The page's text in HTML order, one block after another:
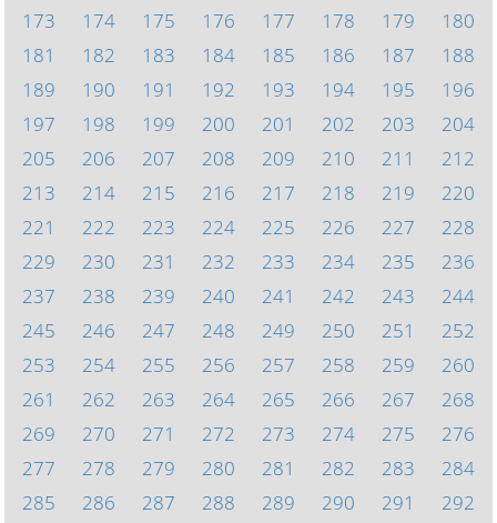
173
174 175 176 177 178 179
180
181
182 183 184 185 186 187
188
189
190 191 192 193 194 195
196
197
198 199 200 201 202 203
204
205
206 207 208 209 210 211
212
213
214 215 216 217 218 219
220
221
222 223 224 225 226 227
228
229
230 231 232 233 234 235
236
237
238 239 240 241 242 243
244
245
246 247 248 249 250 251
252
253
254 255 256 257 258 259
260
261
262 263 264 265 266 267
268
269
270 271 272 273 274 275
276
277
278 279 280 281 282 283
284
285
286 287 288 289 290 291
292